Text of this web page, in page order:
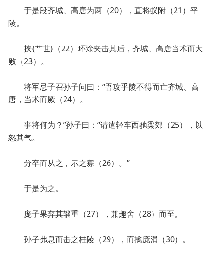
于是段齐城、高唐为两（20），直将蚁附（21）平
陵。
挟{艹世}（22）环涂夹击其后，齐城、高唐当术而大
败（23）。
将军忌子召孙子问曰：“吾攻乎陵不得而亡齐城、高
唐，当术而厥（24）。
事将何为？”孙子曰：“请遣轻车西驰梁郊（25），以
怒其气。
分卒而从之，示之寡（26）。”
于是为之。
庞子果弃其辎重（27），兼趣舍（28）而至。
孙子弗息而击之桂陵（29），而擒庞涓（30）。